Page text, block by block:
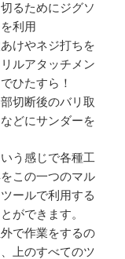
るためにジグソ
利用
けやネジ打ちを
リルアタッチメン
でひたすら！
切断後のバリ取
などにサンダーを
う感じで各種工
この一つのマル
ールで利用する
ができます。
で作業をするの
上のすべてのツ